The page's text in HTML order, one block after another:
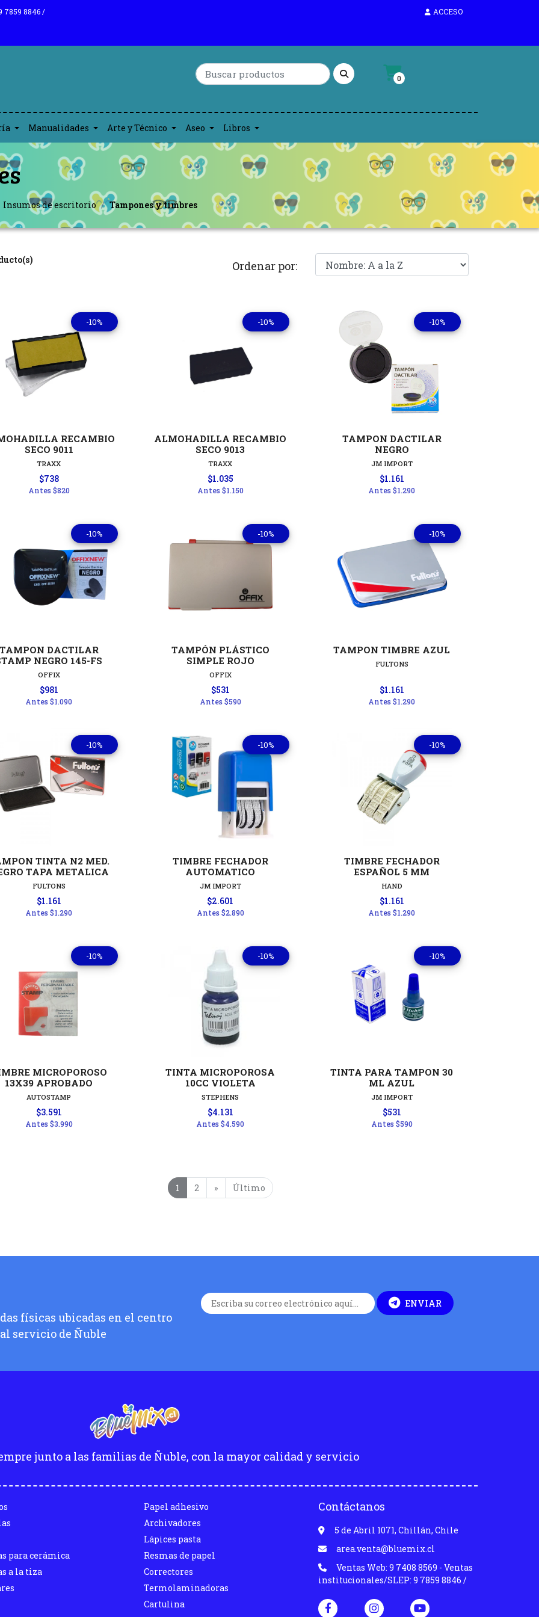
7859 8846 / ACCESO
0
Manualidades Arte y Técnico Aseo Libros
Insumos de escritorio Tampones y timbres
Ordenar por:
-10%
RECAMBIO
SECO 9011
TRAXX
$738
Antes$820
-10%
ALMOHADILLA RECAMBIO
SECO 9013
TRAXX
$1.035
Antes$1.150
-10%
TAMPON DACTILAR
NEGRO
JM IMPORT
Ver detalles
$1.161
Antes$1.290
-10%
TAMPON DACTILAR
NEGRO 145-FS
OFFIX
Ver detalles
$981
Antes$1.090
-10%
TAMPÓN PLÁSTICO
SIMPLE ROJO
OFFIX
Ver detalles
$531
Antes$590
-10%
TAMPON TIMBRE AZUL
FULTONS
Ver detalles
$1.161
Antes$1.290
-10%
TINTA N2 MED.
TAPA METALICA
FULTONS
$1.161
Antes$1.290
-10%
TIMBRE FECHADOR
AUTOMATICO
JM IMPORT
Ver detalles
$2.601
Antes$2.890
-10%
TIMBRE FECHADOR
ESPAÑOL 5 MM
HAND
Ver detalles
$1.161
Antes$1.290
-10%
MICROPOROSO
13X39 APROBADO
AUTOSTAMP
Ver detalles
$3.591
Antes$3.990
-10%
TINTA MICROPOROSA
10CC VIOLETA
STEPHENS
Ver detalles
$4.131
Antes$4.590
-10%
TINTA PARA TAMPON 30
ML AZUL
JM IMPORT
Ver detalles
$531
Antes$590
1 2 » Último
físicas ubicadas en el centro
servicio de Ñuble
ENVIAR
junto a las familias de Ñuble, con la mayor calidad y servicio
para cerámica
a la tiza
Papel adhesivo
Archivadores
Lápices pasta
Resmas de papel
Correctores
Termolaminadoras
Cartulina
Contáctanos
5 de Abril 1071, Chillán, Chile
area.venta@bluemix.cl
Ventas Web: 9 7408 8569 - Ventas
institucionales/SLEP: 9 7859 8846 /